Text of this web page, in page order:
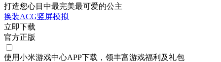
打造您心目中最完美最可爱的公主
换装ACG竖屏模拟
立即下载
官方正版
使用小米游戏中心APP下载 ，领丰富游戏福利 及礼包